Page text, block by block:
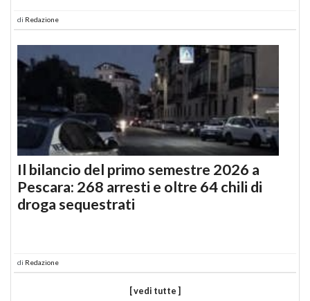
di Redazione
Il bilancio del primo semestre 2026 a
Pescara: 268 arresti e oltre 64 chili di
droga sequestrati
di Redazione
[ vedi tutte ]